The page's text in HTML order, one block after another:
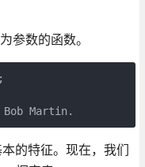
参数的函数。
Bob Martin.
的特征。现在，我们